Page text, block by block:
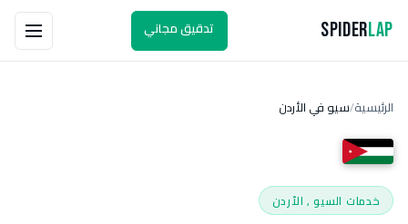
SpiderLap تدقيق مجاني
الرئيسية/سيو في الأردن
خدمات السيو , الأردن